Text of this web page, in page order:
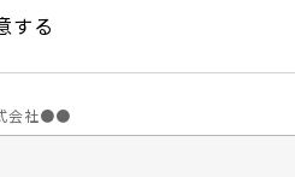
する
会社●●